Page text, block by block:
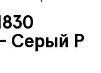
Серый Р